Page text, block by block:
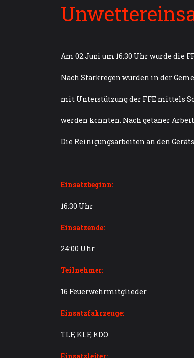
Am 02.Juni um 16:30 Uhr wurde die
Nach Starkregen wurden in der
mit Unterstützung der FFE mittels
werden konnten. Nach getaner
Die Reinigungsarbeiten an den
Einsatzbeginn:
16:30 Uhr
Einsatzende:
24:00 Uhr
Teilnehmer:
16 Feuerwehrmitglieder
Einsatzfahrzeuge:
TLF, KLF, KDO
Einsatzleiter: